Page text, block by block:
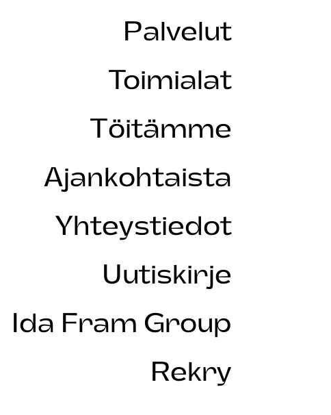
Palvelut
Toimialat
Töitämme
Ajankohtaista
Yhteystiedot
Uutiskirje
Ida Fram Group
Rekry